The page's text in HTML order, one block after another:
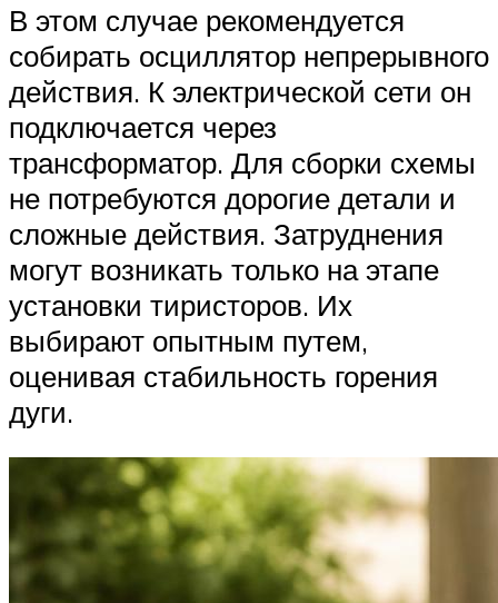
В этом случае рекомендуется
собирать осциллятор непрерывного
действия. К электрической сети он
подключается через
трансформатор. Для сборки схемы
не потребуются дорогие детали и
сложные действия. Затруднения
могут возникать только на этапе
установки тиристоров. Их
выбирают опытным путем,
оценивая стабильность горения
дуги.